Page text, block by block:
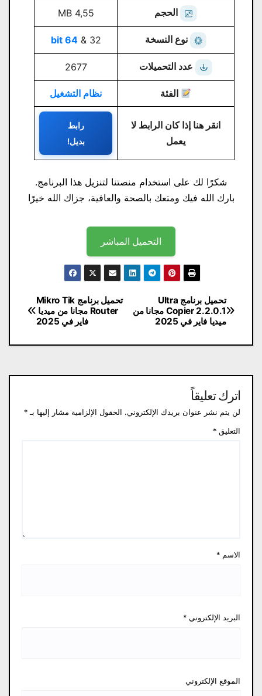
الحجم 4,55 MB
نوع النسخة 32 &
64 bit
عدد التحميلات 2677
الفئة نظام التشغيل
انقر هنا إذا كان الرابط لا
يعمل
رابط
بديل!
شكرًا لك على استخدام منصتنا لتنزيل هذا البرنامج.
بارك الله فيك ومتعك بالصحة والعافية، جزاك الله خيرًا
التحميل المباشر
تصفّح
المقالات
تحميل برنامج Mikro Tik
Router مجانا من ميديا ​​
فاير في 2025
تحميل برنامج Ultra
Copier 2.2.0.1 مجانا من
ميديا ​​فاير في 2025
اترك تعليقاً
لن يتم نشر عنوان بريدك الإلكتروني. الحقول الإلزامية مشار إليها بـ *
التعليق *
الاسم *
البريد الإلكتروني *
الموقع الإلكتروني